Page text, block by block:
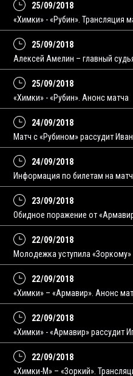
25/09/2018
«Химки» - «Рубин». Трансляция
25/09/2018
Алексей Амелин – главный
25/09/2018
«Химки» - «Рубин». Анонс матча
24/09/2018
Матч с «Рубином» рассудит
24/09/2018
Информация по билетам на
23/09/2018
Обидное поражение от
22/09/2018
Молодежка уступила «Зоркому»
22/09/2018
«Химки» – «Армавир». Анонс
22/09/2018
«Химки» - «Армавир» рассудит
22/09/2018
«Химки-М» – «Зоркий».